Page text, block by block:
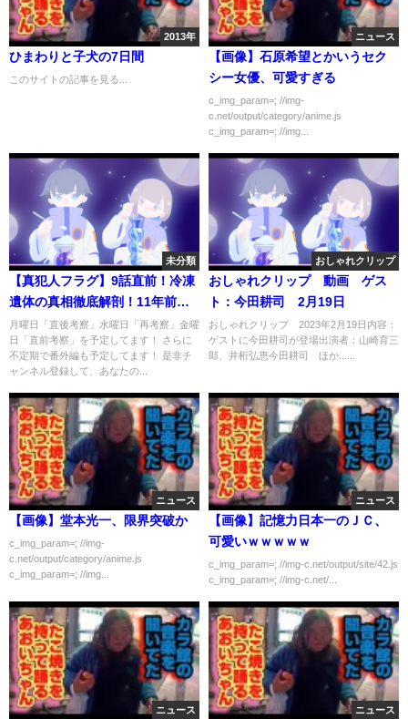
2013年
ひまわりと子犬の7日間
このサイトの記事を見る...
ニュース
【画像】石原希望とかいうセク
シー女優、可愛すぎる
c_img_param=; //img-
c.net/output/category/anime.js
c_img_param=; //img...
未分類
【真犯人フラグ】9話直前！冷凍
遺体の真相徹底解剖！11年前の
真実も！林は真犯人にハメられ
た？【西島秀俊】【佐野勇斗】
【芳根京子】【桜井ユキ】
月曜日「直後考察」水曜日「再考察」金曜
日「直前考察」を予定してます！ さらに
不定期で番外編も予定してます！ 是非チ
ャンネル登録して、あなたの...
おしゃれクリップ
おしゃれクリップ 動画 ゲス
ト：今田耕司 2月19日
おしゃれクリップ 2023年2月19日内容：
ゲストに今田耕司が登場出演者：山崎育三
郎、井桁弘恵今田耕司 ほか......
ニュース
【画像】堂本光一、限界突破か
c_img_param=; //img-
c.net/output/category/anime.js
c_img_param=; //img...
ニュース
【画像】記憶力日本一のＪＣ、
可愛いｗｗｗｗｗ
c_img_param=; //img-c.net/output/site/42.js
c_img_param=; //img-c.net/...
ニュース ニュース